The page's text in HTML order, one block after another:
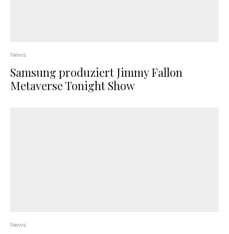
News
Samsung produziert Jimmy Fallon
Metaverse Tonight Show
News